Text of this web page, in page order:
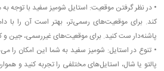
• در نظر گرفتن موقعیت: استایل شومیز سفید با توجه
کند. برای موقعیت‌های رسمی‌تر، بهتر است آن را با
پاشنه‌دار ست کنید. برای موقعیت‌های غیررسمی، جین
• تنوع در استایل: شومیز سفید به شما این امکان را
پالتو یا شال، استایل‌های مختلفی را تجربه کنید و